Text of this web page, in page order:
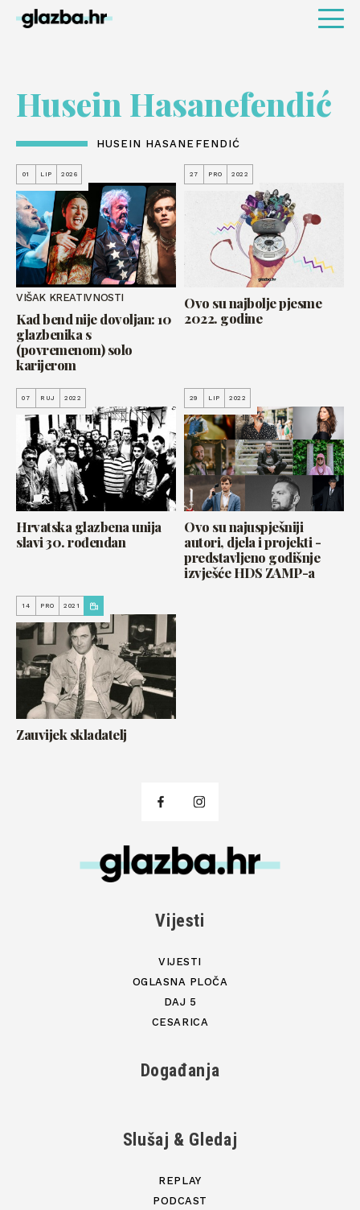
Husein Hasanefendić
HUSEIN HASANEFENDIĆ
01 LIP 2026
VIŠAK KREATIVNOSTI
Kad bend nije dovoljan: 10
glazbenika s
(povremenom) solo
karijerom
27 PRO 2022
Ovo su najbolje pjesme
2022. godine
07 RUJ 2022
Hrvatska glazbena unija
slavi 30. rođendan
29 LIP 2022
Ovo su najuspješniji
autori, djela i projekti -
predstavljeno godišnje
izvješće HDS ZAMP-a
14 PRO 2021
Zauvijek skladatelj
Vijesti
VIJESTI
OGLASNA PLOČA
DAJ 5
CESARICA
Događanja
Slušaj & Gledaj
REPLAY
PODCAST